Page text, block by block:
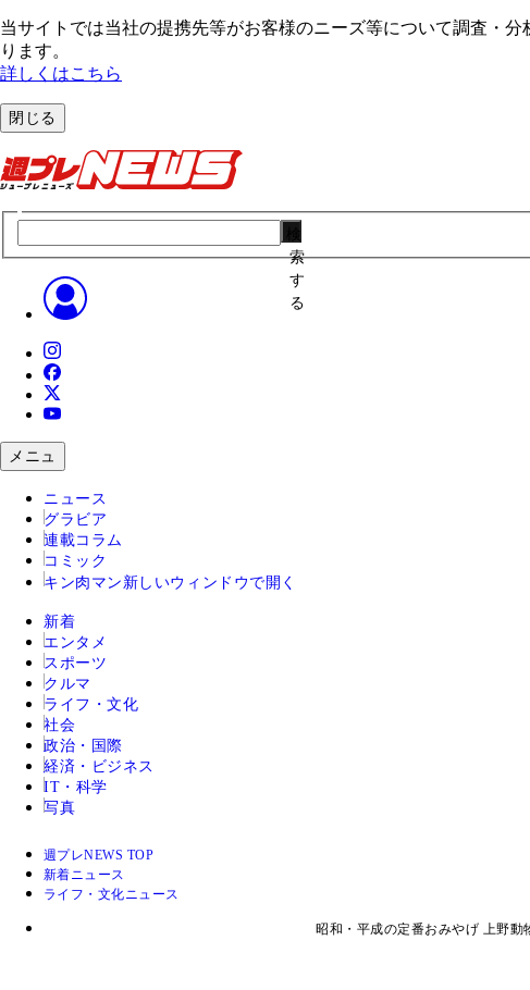
当サイトでは当社の提携先等がお客様のニーズ等について調査・
ります。
詳しくはこちら
閉じる
索
す
る
メニュ
ニュース
グラビア
連載コラム
コミック
キン肉マン 新しいウィンドウで開く
新着
エンタメ
スポーツ
クルマ
ライフ・文化
社会
政治・国際
経済・ビジネス
IT・科学
写真
週プレNEWS TOP
新着ニュース
ライフ・文化ニュース
昭和・平成の定番おみやげ 上野動